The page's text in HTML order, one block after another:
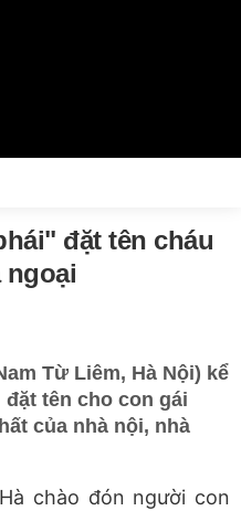
đặt tên cháu
ngoại
Từ Liêm, Hà Nội) kể
tên cho con gái
của nhà nội, nhà
chào đón người con